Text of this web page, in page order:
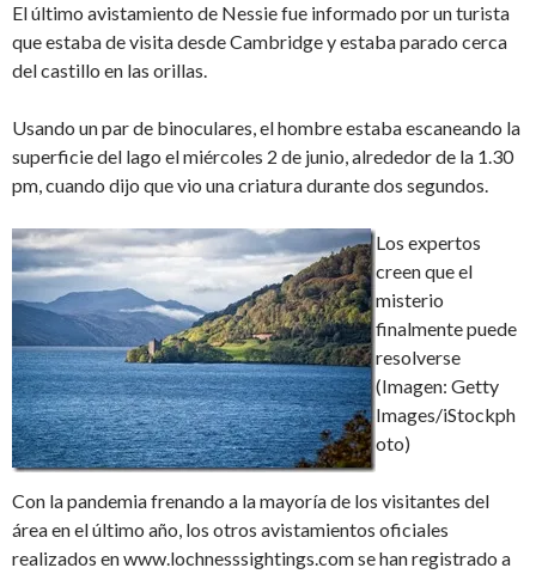
El último avistamiento de Nessie fue informado por un turista
que estaba de visita desde Cambridge y estaba parado cerca
del castillo en las orillas.
Usando un par de binoculares, el hombre estaba escaneando la
superficie del lago el miércoles 2 de junio, alrededor de la 1.30
pm, cuando dijo que vio una criatura durante dos segundos.
Los expertos
creen que el
misterio
finalmente puede
resolverse
(Imagen: Getty
Images/iStockph
oto)
Con la pandemia frenando a la mayoría de los visitantes del
área en el último año, los otros avistamientos oficiales
realizados en www.lochnesssightings.com se han registrado a